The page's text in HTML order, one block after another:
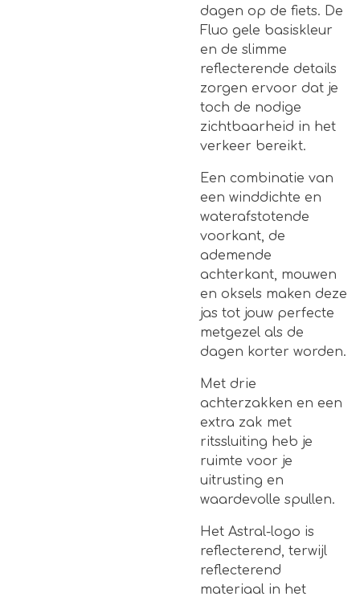
dagen op de fiets. De
Fluo gele basiskleur
en de slimme
reflecterende details
zorgen ervoor dat je
toch de nodige
zichtbaarheid in het
verkeer bereikt.
Een combinatie van
een winddichte en
waterafstotende
voorkant, de
ademende
achterkant, mouwen
en oksels maken deze
jas tot jouw perfecte
metgezel als de
dagen korter worden.
Met drie
achterzakken en een
extra zak met
ritssluiting heb je
ruimte voor je
uitrusting en
waardevolle spullen.
Het Astral-logo is
reflecterend, terwijl
reflecterend
materiaal in het